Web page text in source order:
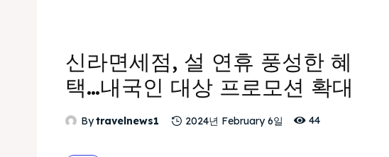
신라면세점, 설 연휴 풍성한 혜
택…내국인 대상 프로모션 확대
Bytravelnews1 2024년 February 6일 44